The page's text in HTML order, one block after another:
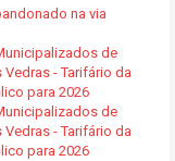
na via
de
- Tarifário da
para 2026
de
- Tarifário da
para 2026